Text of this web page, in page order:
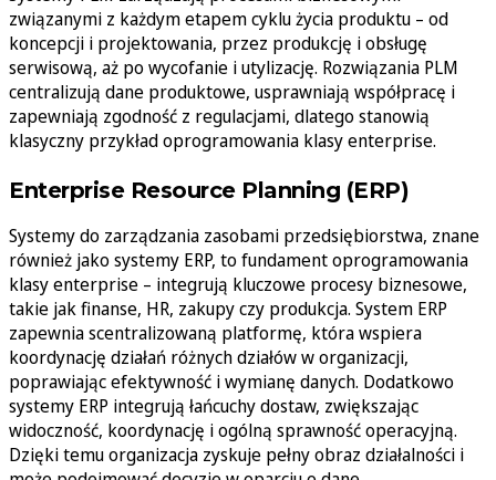
związanymi z każdym etapem cyklu życia produktu – od
koncepcji i projektowania, przez produkcję i obsługę
serwisową, aż po wycofanie i utylizację. Rozwiązania PLM
centralizują dane produktowe, usprawniają współpracę i
zapewniają zgodność z regulacjami, dlatego stanowią
klasyczny przykład oprogramowania klasy enterprise.
Enterprise Resource Planning (ERP)
Systemy do zarządzania zasobami przedsiębiorstwa, znane
również jako systemy ERP, to fundament oprogramowania
klasy enterprise – integrują kluczowe procesy biznesowe,
takie jak finanse, HR, zakupy czy produkcja. System ERP
zapewnia scentralizowaną platformę, która wspiera
koordynację działań różnych działów w organizacji,
poprawiając efektywność i wymianę danych. Dodatkowo
systemy ERP integrują łańcuchy dostaw, zwiększając
widoczność, koordynację i ogólną sprawność operacyjną.
Dzięki temu organizacja zyskuje pełny obraz działalności i